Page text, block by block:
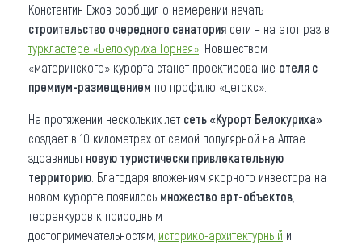
Константин Ежов сообщил о намерении начать
строительство очередного санатория сети – на этот раз в
туркластере «Белокуриха Горная» . Новшеством
«материнского» курорта станет проектирование отеля с
премиум-размещением по профилю «детокс».
На протяжении нескольких лет сеть «Курорт Белокуриха»
создает в 10 километрах от самой популярной на Алтае
здравницы новую туристически привлекательную
территорию . Благодаря вложениям якорного инвестора на
новом курорте появилось множество арт-объектов
терренкуров к природным
достопримечательностям, историко-архитектурный и